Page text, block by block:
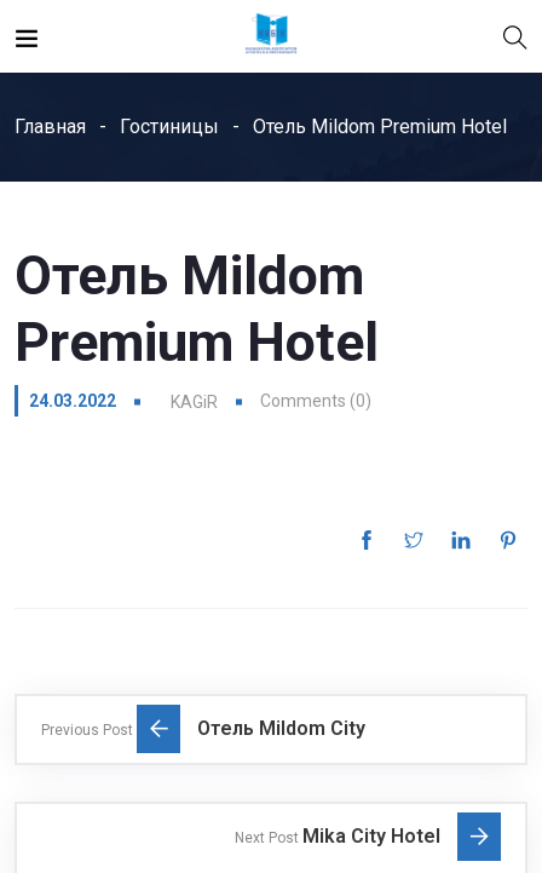
Главная Гостиницы Отель Mildom Premium Hotel
Отель Mildom
Premium Hotel
24.03.2022 KAGiR Comments (0)
Previous Post Отель Mildom City
Next Post Mika City Hotel